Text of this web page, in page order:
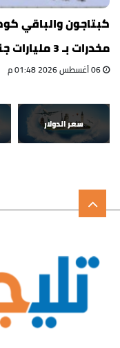
كبتاجون والباقي
مخدرات بـ 3 مليارات جنيه
سعر الدولار